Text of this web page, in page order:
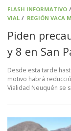
FLASH INFORMATIVO /
VIAL / REGIÓN VACA
Piden
y 8 en San
Desde esta tarde
motivo habrá
Vialidad Neuquén se